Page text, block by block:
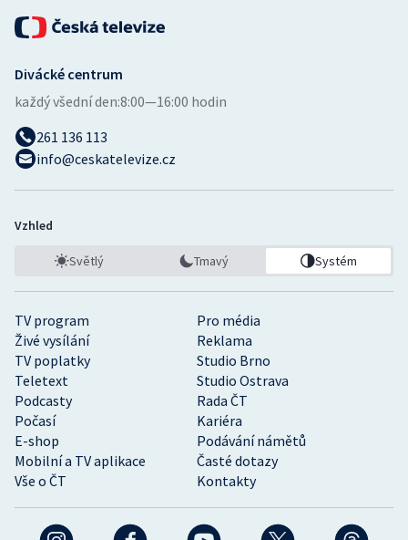
TV program
Pro média
Živé vysílání
Reklama
TV poplatky
Studio Brno
Teletext
Studio Ostrava
Podcasty
Rada ČT
Počasí
Kariéra
E-shop
Podávání námětů
Mobilní a TV aplikace
Časté dotazy
Vše o ČT
Kontakty
Divácké centrum
každý všední den:8:00—16:00 hodin
261 136 113
info@ceskatelevize.cz
Vzhled
Světlý Tmavý Systém